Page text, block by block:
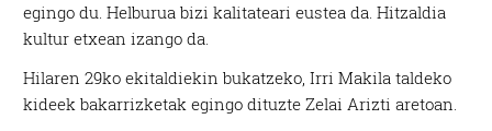
egingo du. Helburua bizi kalitateari eustea da. Hitzaldia
kultur etxean izango da.
Hilaren 29ko ekitaldiekin bukatzeko, Irri Makila taldeko
kideek bakarrizketak egingo dituzte Zelai Arizti aretoan.